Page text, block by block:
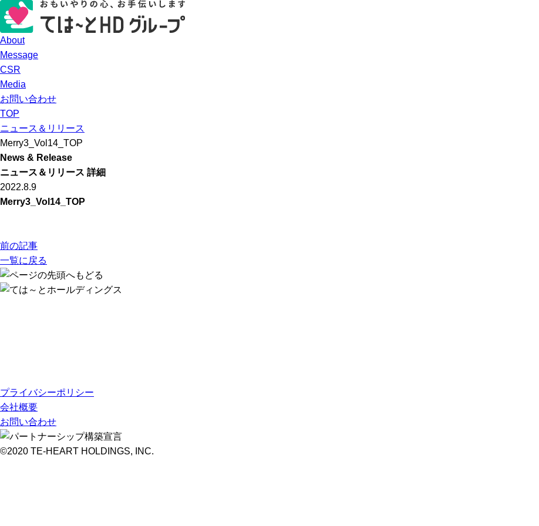
About
Message
CSR
Media
お問い合わせ
TOP
ニュース＆リリース
Merry3_Vol14_TOP
News & Release
ニュース＆リリース 詳細
2022.8.9
Merry3_Vol14_TOP
前の記事
一覧に戻る
プライバシーポリシー
会社概要
お問い合わせ
©2020 TE-HEART HOLDINGS, INC.